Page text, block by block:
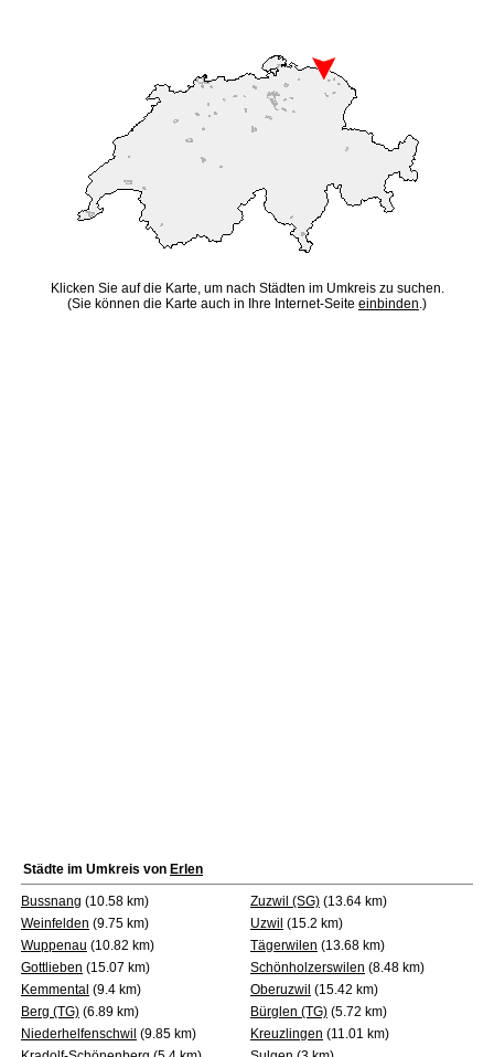
Klicken Sie auf die Karte, um nach Städten im Umkreis zu suchen.
(Sie können die Karte auch in Ihre Internet-Seite einbinden.)
Städte im Umkreis von Erlen
Bussnang (10.58 km) Zuzwil (SG) (13.64 km)
Weinfelden (9.75 km) Uzwil (15.2 km)
Wuppenau (10.82 km) Tägerwilen (13.68 km)
Gottlieben (15.07 km) Schönholzerswilen (8.48 km)
Kemmental (9.4 km) Oberuzwil (15.42 km)
Berg (TG) (6.89 km) Bürglen (TG) (5.72 km)
Niederhelfenschwil (9.85 km) Kreuzlingen (11.01 km)